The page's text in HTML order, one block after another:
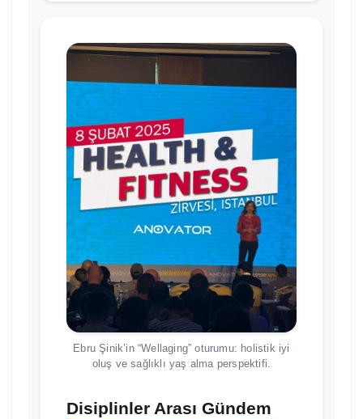
Ebru Şinik’in “Wellaging” oturumu: holistik iyi
oluş ve sağlıklı yaş alma perspektifi.
Disiplinler Arası Gündem